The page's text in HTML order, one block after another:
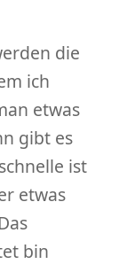
die
ich
etwas
gibt es
ist
etwas
bin